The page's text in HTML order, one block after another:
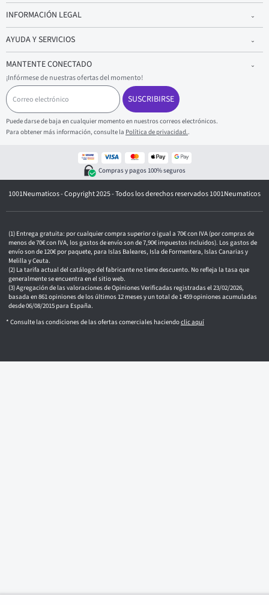
INFORMACIÓN LEGAL
AYUDA Y SERVICIOS
MANTENTE CONECTADO
¡Infórmese de nuestras ofertas del momento!
C
o
r
r
e
o
n
o
SUSCRIBIRSE
Puede darse de baja en cualquier momento en nuestros correos electrónicos.
Para obtener más información, consulte la Política de privacidad..
Compras y pagos 100% seguros
1001Neumaticos - Copyright 2025 - Todos los derechos reservados 1001Neumaticos
Entrega gratuita: por cualquier compra superior o igual a 70€ con IVA (por compras de
menos de 70€ con IVA, los gastos de envío son de 7,90€ impuestos incluidos). Los gastos de
envío son de 120€ por paquete, para Islas Baleares, Isla de Formentera, Islas Canarias y
Melilla y Ceuta.
La tarifa actual del catálogo del fabricante no tiene descuento. No refleja la tasa que
generalmente se encuentra en el sitio web.
Agregación de las valoraciones de Opiniones Verificadas registradas el 23/02/2026,
basada en 861 opiniones de los últimos 12 meses y un total de 1 459 opiniones acumuladas
desde 06/08/2015 para España.
* Consulte las condiciones de las ofertas comerciales haciendoclic aquí